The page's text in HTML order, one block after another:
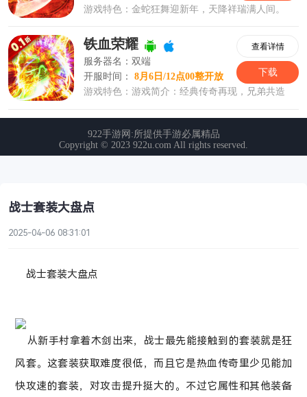
战士套装大盘点
2025-04-06 08:31:01
战士套装大盘点
从新手村拿着木剑出来，战士最先能接触到的套装就是狂
风套。这套装获取难度很低，而且它是热血传奇里少见能加
快攻速的套装，对攻击提升挺大的。不过它属性和其他装备